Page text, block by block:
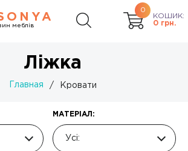
меблів
0
КОШИК:
0 грн.
Ліжка
Главная / Кровати
МАТЕРІАЛ:
Усі: